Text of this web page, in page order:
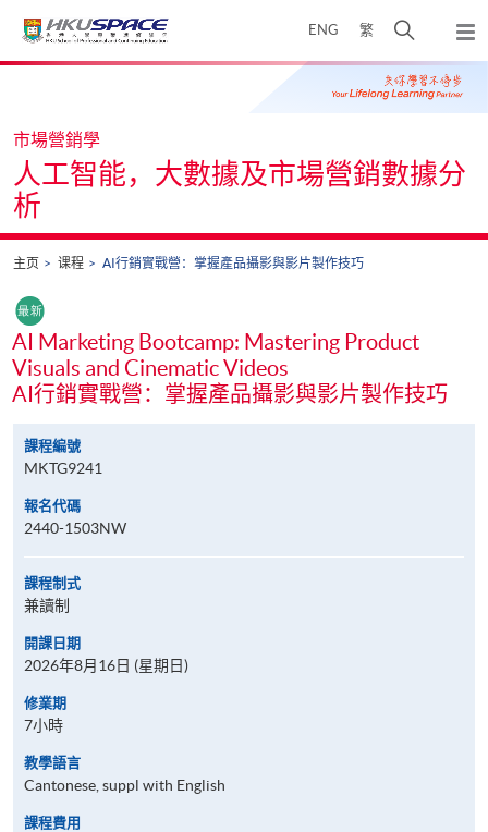
ENG 繁
开
搜
寻
面
弹
出
主
Main
市場營銷學
人工智能，大數據及市場營銷數據分
析
主页 课程 AI行銷實戰營：掌握產品攝影與影片製作技巧
AI Marketing Bootcamp: Mastering Product
Visuals and Cinematic Videos
AI行銷實戰營：掌握產品攝影與影片製作技巧
課程編號
MKTG9241
報名代碼
2440-1503NW
課程制式
兼讀制
開課日期
2026年8月16日 (星期日)
修業期
7小時
教學語言
Cantonese, suppl with English
課程費用